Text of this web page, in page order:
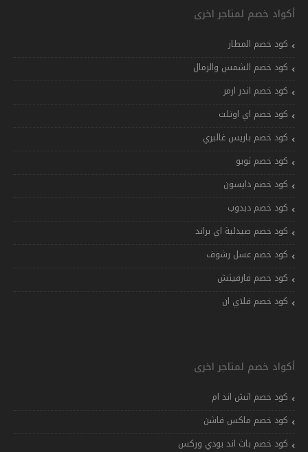
أكواد خصم لمتاجر اخرى
كود خصم المطار
كود خصم الشمس والرمال
كود خصم اندر ارمر
كود خصم اي اوتلت
كود خصم باريس غاليري
كود خصم تويو
كود خصم دايسون
كود خصم دبدوب
كود خصم صيدلية اي براند
كود خصم عسل رشوف
كود خصم فارفيتش
كود خصم فلاي ان
أكواد خصم لمتاجر اخرى
كود خصم اتش اند ام
كود خصم ماكس فاشن
كود خصم باث اند بودي وركس